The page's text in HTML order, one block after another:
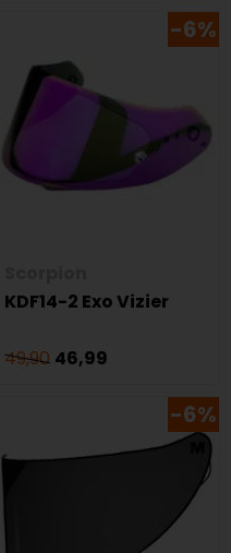
-6%
KDF14-2 Exo Vizier
49,90 46,99
-6%